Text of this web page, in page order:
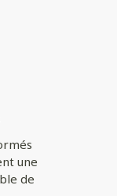
une
de